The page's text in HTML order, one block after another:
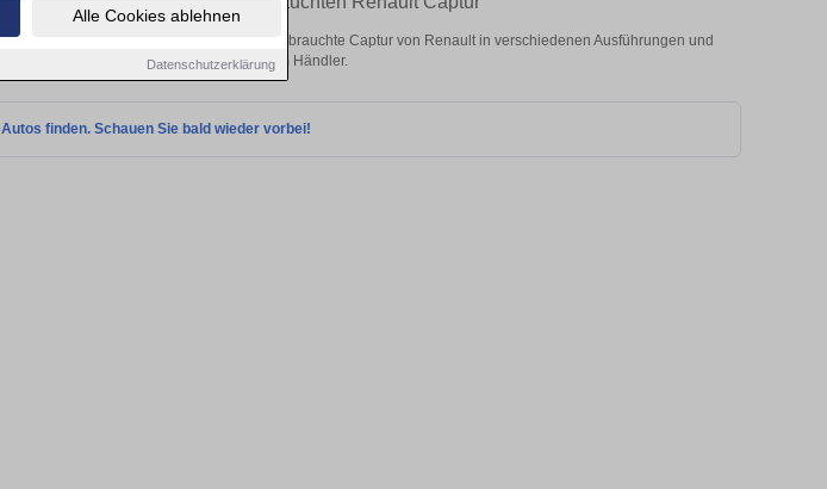
Alle Cookies ablehnen
Datenschutzerklärung
Gebrauchtwagen? Entdecken Sie gebrauchte Captur von Renault in verschiedenen Ausführungen und
Preisklassen von privat und vom Händler.
finden. Schauen Sie bald wieder vorbei!